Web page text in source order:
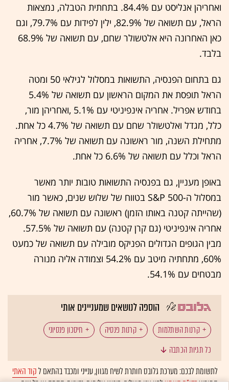
ואחריהן אנליסט עם 84.4%. בתחתית הטבלה, נמצאות
הראל, עם תשואה של 82.9%, ילין לפידות עם 79.7%, וגם
כאן האחרונה היא אלטשולר שחם, עם תשואה של 68.9%
בלבד.
גם בתחום הפנסיה, התשואות במסלול לגילאי 50 ומטה
הראל תופסת את המקום הראשון עם תשואה של 5.4%
בחודש אפריל. אחריה אינפיניטי עם 5.1% ,ואחריהן מור,
כלל, מגדל ואלטשולר שחם עם תשואה של 4.7% כל אחת.
מתחילת השנה, מור ראשונה עם תשואה של 7.7%, אחריה
הראל וכלל עם תשואה של 6.6% כל אחת.
באופן מעניין, גם בפנסיה התשואות טובות יותר מאשר
במסלול ה-S&P 500 בטווח של שלוש שנים, כאשר מור
(שהייתה קטנה באותו הזמן) ראשונה עם תשואה של 60.7%,
אחריה אינפיניטי (גם קרן קטנה) עם תשואה של 57.5%.
מבין הגופים הגדולים הפניקס מובילה עם תשואה של כמעט
60%, מתחתיה מיטב עם 54.2% וצמודה אליה מנורה
מבטחים עם 54.1%.
הוספה לנושאים שמעניינים אותי
קרנות השתלמות קרנות פנסיה חיסכון פנסיוני
בתי השקעות
מדד S&P 500 כלל ביטוח אנליסט ילין לפידות
כל תגיות הכתבה
לתשומת לבכם: מערכת גלובס חותרת לשיח מגוון, ענייני ומכבד בהתאם לקוד האתי
המופיעבדו"ח האמוןלפיו אנו פועלים. ביטויי אלימות, גזענות, הסתה או כל שיח